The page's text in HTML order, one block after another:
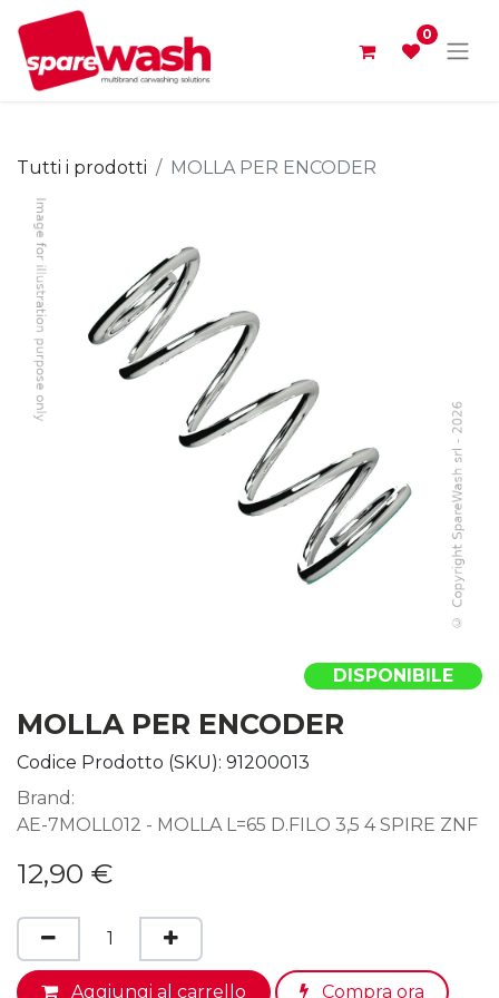
0
Tutti i prodotti MOLLA PER ENCODER
DISPONIBILE
MOLLA PER ENCODER
Codice Prodotto (SKU): 91200013
Brand:
AE-7MOLL012 - MOLLA L=65 D.FILO 3,5 4 SPIRE ZNF
12,90 €
Aggiungi al carrello Compra ora